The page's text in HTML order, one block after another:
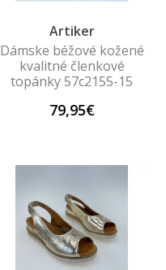
Artiker
Dámske béžové kožené
kvalitné členkové
topánky 57c2155-15
79,95€